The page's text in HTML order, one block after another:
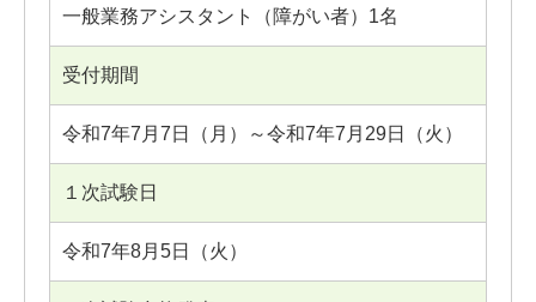
一般業務アシスタント（障がい者）1名
受付期間
令和7年7月7日（月）～令和7年7月29日（火）
１次試験日
令和7年8月5日（火）